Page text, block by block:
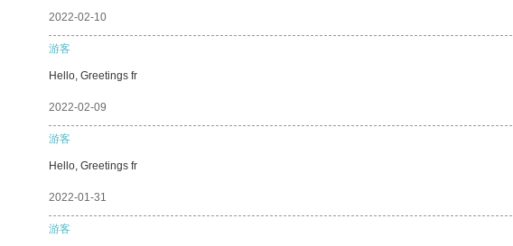
2022-02-10
游客
Hello, Greetings fr
2022-02-09
游客
Hello, Greetings fr
2022-01-31
游客